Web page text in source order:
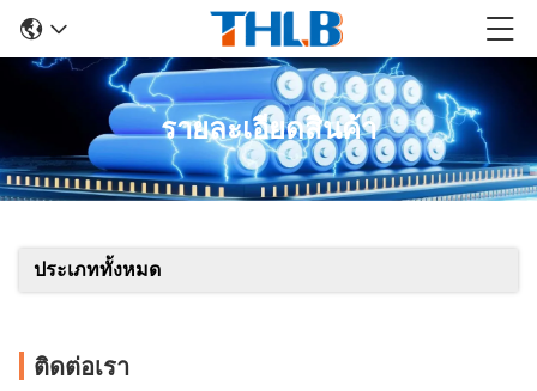
รายละเอียดสินค้า
ประเภททั้งหมด
ติดต่อเรา